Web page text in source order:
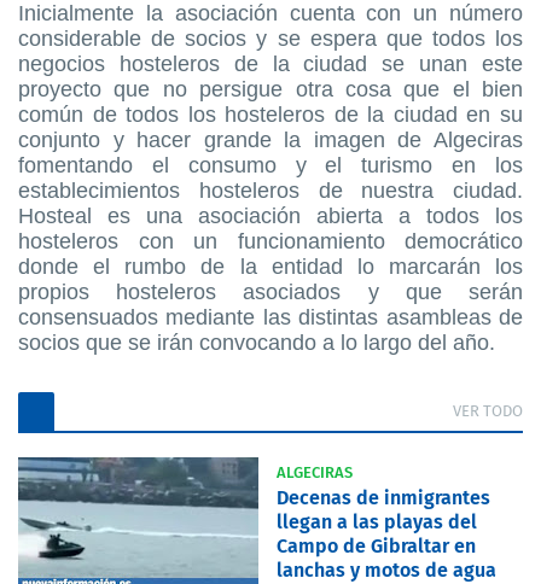
Inicialmente la asociación cuenta con un número
considerable de socios y se espera que todos los
negocios hosteleros de la ciudad se unan este
proyecto que no persigue otra cosa que el bien
común de todos los hosteleros de la ciudad en su
conjunto y hacer grande la imagen de Algeciras
fomentando el consumo y el turismo en los
establecimientos hosteleros de nuestra ciudad.
Hosteal es una asociación abierta a todos los
hosteleros con un funcionamiento democrático
donde el rumbo de la entidad lo marcarán los
propios hosteleros asociados y que serán
consensuados mediante las distintas asambleas de
socios que se irán convocando a lo largo del año.
VER TODO
ALGECIRAS
Decenas de inmigrantes
llegan a las playas del
Campo de Gibraltar en
lanchas y motos de agua